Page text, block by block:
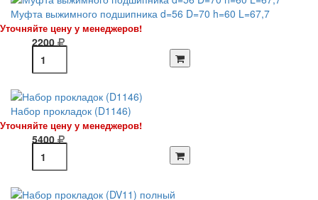
Муфта выжимного подшипника d=56 D=70 h=60 L=67,7
Уточняйте цену у менеджеров!
2200
Набор прокладок (D1146)
Уточняйте цену у менеджеров!
5400